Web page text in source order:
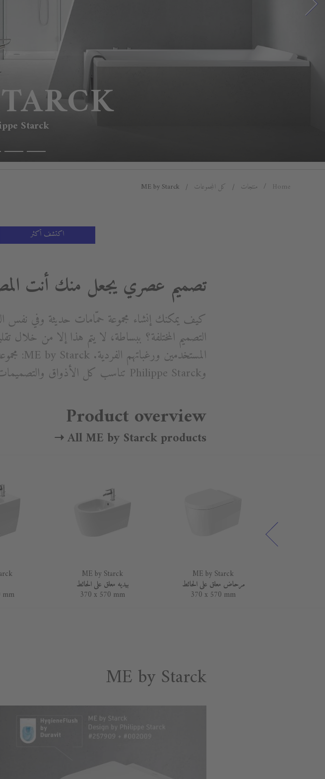
Starck
Home منتجات كل المجموعات ME by Starck
اكتشف أكثر
تصميم عصري يجعل منك أنت
كيف يمكنك إنشاء مجموعة حمّامات حديثة وفي
التصميم المختلفة؟ ببساطة، لا يتم هذا إلا من خلال
وPhilippe Starck تناسب كل الأذواق والتصميمات.
Product overview
All ME by Starck products ➝
ME by Starck
مرحاض معلق على الحائط
370 x 570 mm
ME by Starck
بيديه معلق على الحائط
370 x 570 mm
mm
ME by Starck